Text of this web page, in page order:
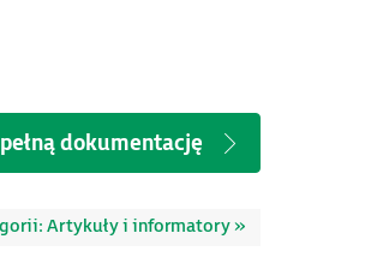
dokumentację
Artykuły i informatory »